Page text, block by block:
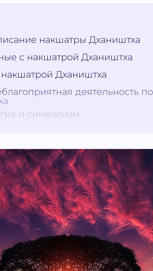
накшатры Дхаништха
с накшатрой Дхаништха
Дхаништха
деятельность
и символизм